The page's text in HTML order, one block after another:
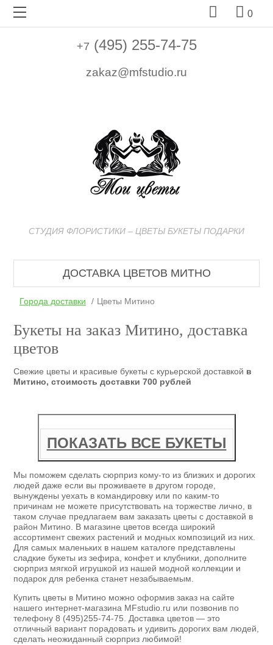
  0
+7 (495) 255-74-75
zakaz@mfstudio.ru
СТУДИЯ ФЛОРИСТИКИ – ЦВЕТЫ БУКЕТЫ ПОДАРКИ
ДОСТАВКА ЦВЕТОВ МИТНО
Города доставки Цветы Митино
Букеты на заказ Митино, доставка
цветов
Свежие цветы и красивые букеты с курьерской доставкой в
Митино, стоимость доставки 700 рублей
ПОКАЗАТЬ ВСЕ БУКЕТЫ
Мы поможем сделать сюрприз кому-то из близких и дорогих
людей даже если вы проживаете в другом городе,
вынуждены уехать в командировку или по каким-то
причинам не можете присутствовать на торжестве лично, в
таком случае предлагаем вам заказать цветы с доставкой в
район Митино. В магазине цветов всегда широкий
ассортимент свежих растений и модных композиций из них.
Для самых маленьких в нашем каталоге представлены
сладкие букеты из зефира, конфет и клубники, дополните
сюрприз мягкой игрушкой из нашей модной коллекции и
подарок для ребенка станет незабываемым.
Купить цветы в Митино можно оформив заказ на сайте
нашего интернет-магазина MFstudio.ru или позвонив по
телефону 8 (495)255-74-75. Доставка цветов — это
отличный вариант порадовать и удивить дорогих вам людей,
сделать неожиданный сюрприз любимой!